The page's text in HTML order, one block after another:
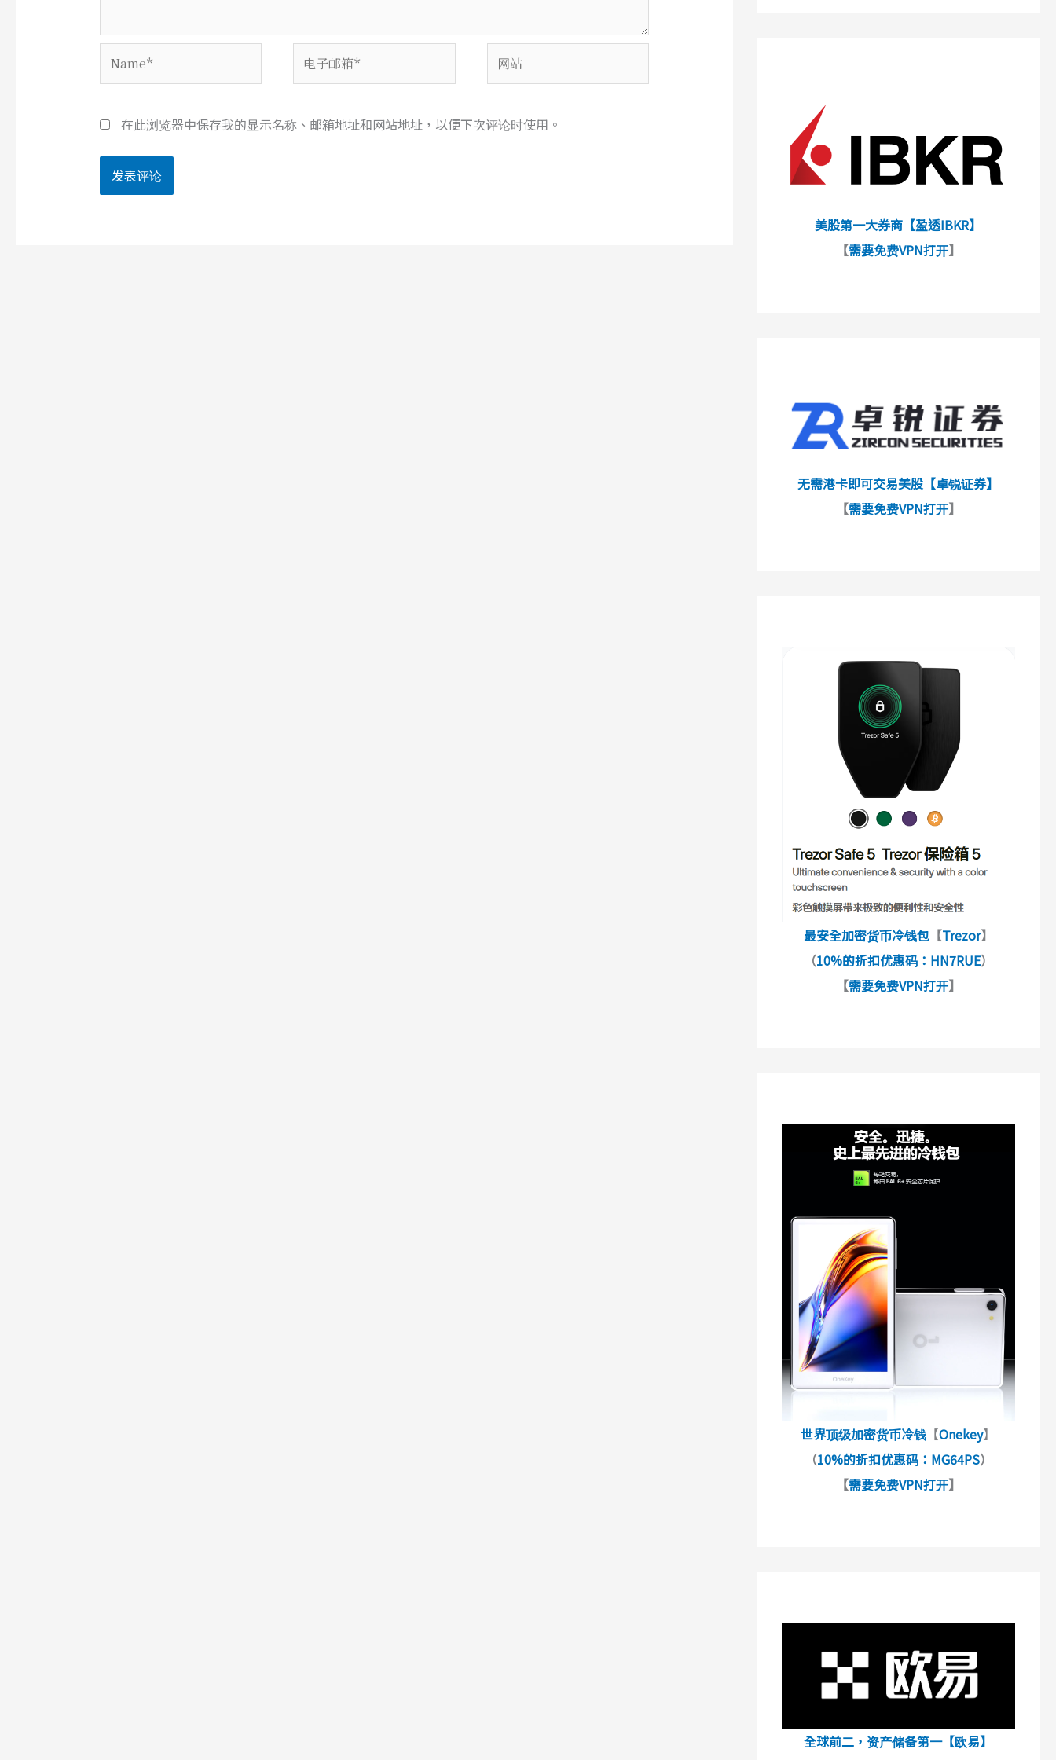
子
*
在此浏览器中保存我的显示名称、邮箱地址和网站地址，以便下次评论时使用。
美股第一大券商【盈透IBKR】
【需要免费VPN打开】
无需港卡即可交易美股【卓锐证券】
【需要免费VPN打开】
最安全加密货币冷钱包【Trezor】
（10%的折扣优惠码：HN7RUE）
【需要免费VPN打开】
世界顶级加密货币冷钱 【Onekey】
（10%的折扣优惠码：MG64PS）
【需要免费VPN打开】
全球前二，资产储备第一【欧易】